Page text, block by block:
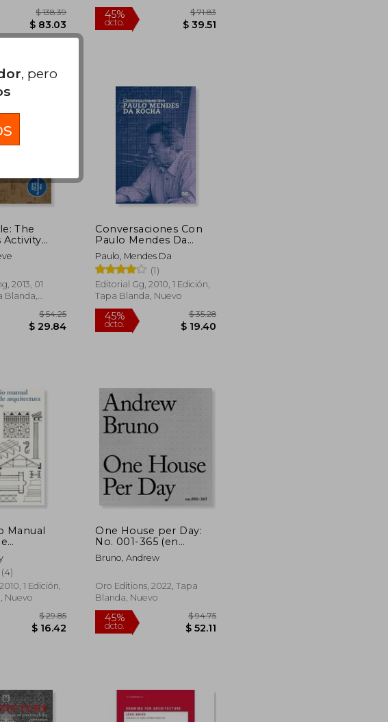
dcto. $ 83.03
45%
dcto.
The
Activity
2013, 01
Blanda,
45% $ 54.25
Conversaciones Con
Paulo Mendes Da
Rocha
Paulo, Mendes Da
(1)
Editorial Gg, 2010, 1 Edición,
Tapa Blanda, Nuevo
45%
Manual
(4)
1 Edición,
Nuevo
One House per Day:
No. 001-365 (en
Inglés)
Bruno, Andrew
Oro Editions, 2022, Tapa
Blanda, Nuevo
, pero